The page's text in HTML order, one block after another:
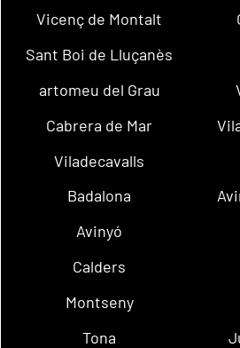
Vicenç de Montalt
Sant Boi de Lluçanès
artomeu del Grau
Cabrera de Mar
Viladecavalls
Badalona
Avinyó
Calders
Montseny
Tona